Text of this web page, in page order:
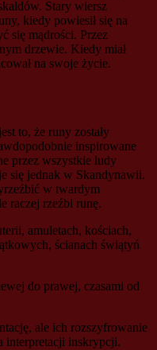
Stary wiersz
kiedy powiesił się na
się mądrości. Przez
drzewie. Kiedy miał
na swoje życie.
to, że runy zostały
inspirowane
przez wszystkie ludy
się jednak w Skandynawii.
w twardym
raczej rzeźbi runę.
amuletach, kościach,
ścianach świątyń
do prawej, czasami od
ale ich rozszyfrowanie
interpretacji inskrypcji.